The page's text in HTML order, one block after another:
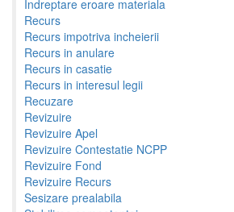
Indreptare eroare materiala
Recurs
Recurs impotriva incheierii
Recurs in anulare
Recurs in casatie
Recurs in interesul legii
Recuzare
Revizuire
Revizuire Apel
Revizuire Contestatie NCPP
Revizuire Fond
Revizuire Recurs
Sesizare prealabila